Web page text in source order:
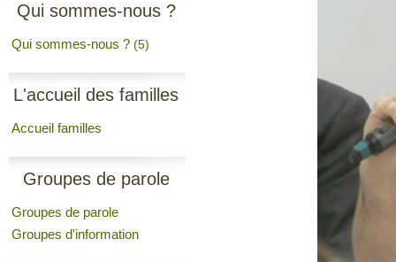
Qui sommes-nous ?
Qui sommes-nous ? (5)
L'accueil des familles
Accueil familles
Groupes de parole
Groupes de parole
Groupes d'information